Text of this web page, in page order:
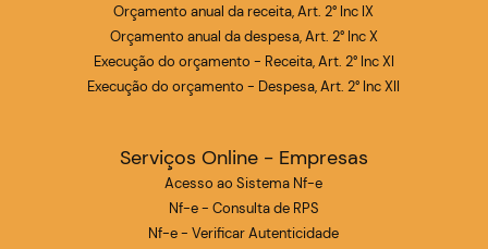
Orçamento anual da receita, Art. 2° Inc IX
Orçamento anual da despesa, Art. 2° Inc X
Execução do orçamento - Receita, Art. 2° Inc XI
Execução do orçamento - Despesa, Art. 2° Inc XII
Serviços Online - Empresas
Acesso ao Sistema Nf-e
Nf-e - Consulta de RPS
Nf-e - Verificar Autenticidade